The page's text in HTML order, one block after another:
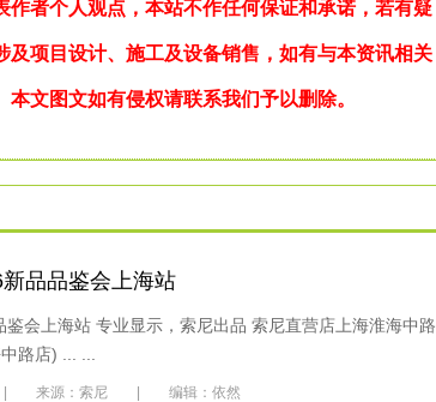
者个人观点，本站不作任何保证和承诺，若有疑
项目设计、施工及设备销售，如有与本资讯相关
文图文如有侵权请联系我们予以删除。
品品鉴会上海站
鉴会上海站 专业显示，索尼出品 索尼直营店上海淮海中路
路店) ... ...
| 来源：索尼 | 编辑：依然